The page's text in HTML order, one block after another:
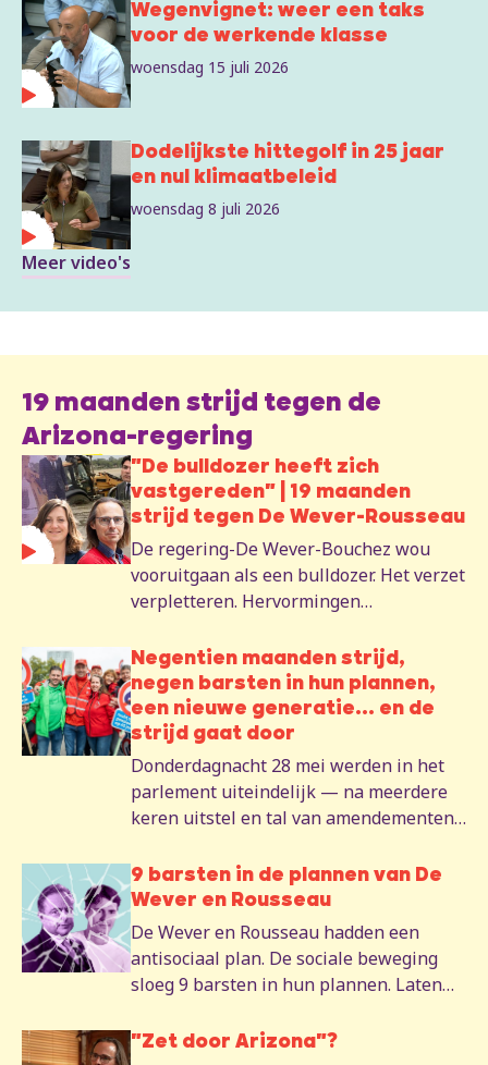
Wegenvignet: weer een taks
voor de werkende klasse
woensdag 15 juli 2026
Dodelijkste hittegolf in 25 jaar
en nul klimaatbeleid
woensdag 8 juli 2026
Meer video's
19 maanden strijd tegen de
Arizona-regering
"De bulldozer heeft zich
vastgereden" | 19 maanden
strijd tegen De Wever-Rousseau
De regering-De Wever-Bouchez wou
vooruitgaan als een bulldozer. Het verzet
verpletteren. Hervormingen
waren. 19 maanden later heeft de
bulldozer zich vastgereden.
Negentien maanden strijd,
negen barsten in hun plannen,
een nieuwe generatie... en de
strijd gaat door
Donderdagnacht 28 mei werden in het
parlement uiteindelijk — na meerdere
keren uitstel en tal van amendementen
van de regering-De Wever-Rousseau
goedgekeurd. Die programmawet bevat
onder meer de aftopping van de index en
de verhoging van de btw. De teksten
werden na maanden van sociale acties
weliswaar afgezwakt en aangepast,
maar het blijven aanvallen op het recht
op rust en op onze koopkracht. En wij
9 barsten in de plannen van De
Wever en Rousseau
De Wever en Rousseau hadden een
antisociaal plan. De sociale beweging
sloeg 9 barsten in hun plannen. Laten
voort te zetten.
"Zet door Arizona"?